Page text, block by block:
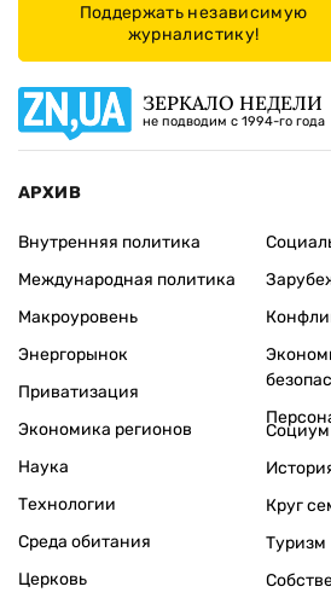
Поддержать независимую
журналистику!
ЗЕРКАЛО НЕДЕЛИ
не подводим с 1994-го года
АРХИВ
Внутренняя политика
Международная политика
Макроуровень
Энергорынок
Приватизация
Экономика регионов
Наука
Технологии
Среда обитания
Церковь
Социум
Круг
Туризм